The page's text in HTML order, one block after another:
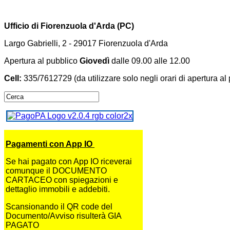
Ufficio di Fiorenzuola d'Arda (PC)
Largo Gabrielli, 2 - 29017 Fiorenzuola d'Arda
Apertura al pubblico Giovedì dalle 09.00 alle 12.00
Cell: 335/7612729 (da utilizzare solo negli orari di apertura al
Pagamenti con App IO
Se hai pagato con App IO riceverai
comunque il DOCUMENTO
CARTACEO con spiegazioni e
dettaglio immobili e addebiti.
Scansionando il QR code del
Documento/Avviso risulterà GIA
PAGATO